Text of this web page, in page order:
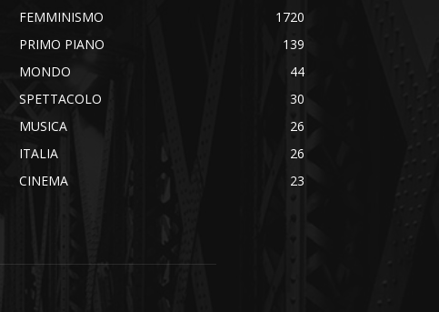
FEMMINISMO
1720
PRIMO PIANO
139
MONDO
44
SPETTACOLO
30
MUSICA
26
ITALIA
26
CINEMA
23